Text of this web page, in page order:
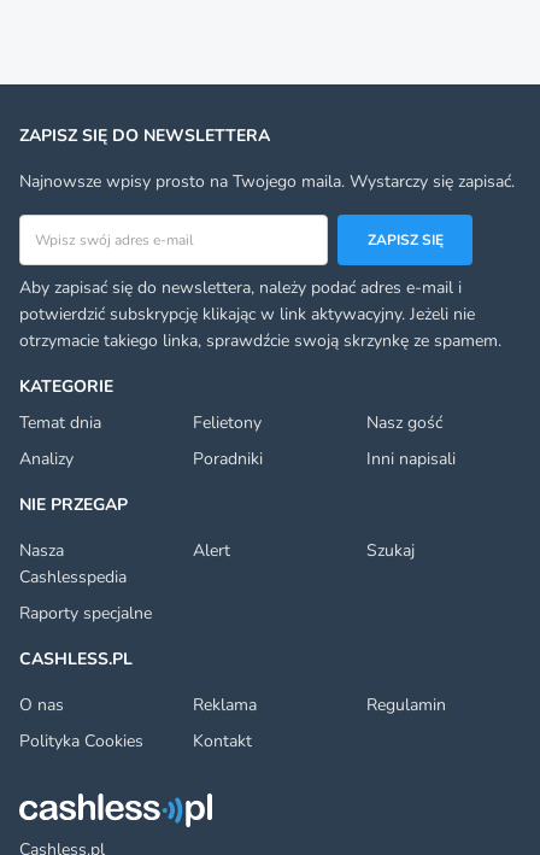
Cashless.pl
KATEGORIE
Temat dnia
Felietony
Nasz gość
Analizy
Poradniki
Inni napisali
NIE PRZEGAP
Nasza
Cashlesspedia
Alert Szukaj
Raporty specjalne
CASHLESS.PL
O nas
Reklama
Regulamin
Polityka Cookies
Kontakt
ZAPISZ SIĘ DO NEWSLETTERA
Najnowsze wpisy prosto na Twojego maila. Wystarczy się zapisać.
ZAPISZ SIĘ
Aby zapisać się do newslettera, należy podać adres e-mail i
potwierdzić subskrypcję klikając w link aktywacyjny. Jeżeli nie
otrzymacie takiego linka, sprawdźcie swoją skrzynkę ze spamem.